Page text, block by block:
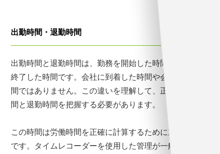
出勤時間・退勤時間
出勤時間と退勤時間は、勤務を開始した時間と、勤務を
終了した時間です。会社に到着した時間や会社を出た時
間ではありません。この違いを理解して、正確に出勤時
間と退勤時間を把握する必要があります。
この時間は労働時間を正確に計算するために重要な時間
です。タイムレコーダーを使用した管理が一般的です